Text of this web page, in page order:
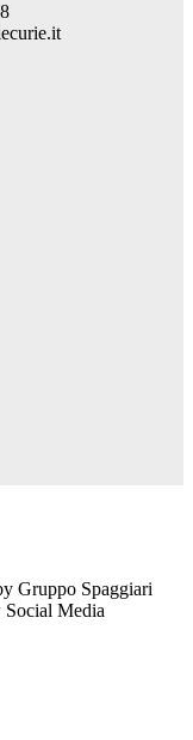
Gruppo Spaggiari
Media